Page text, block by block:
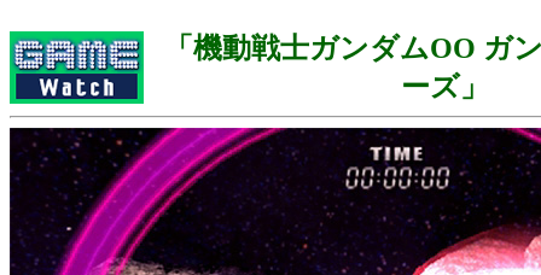
「機動戦士ガンダムOO ガ
ーズ」